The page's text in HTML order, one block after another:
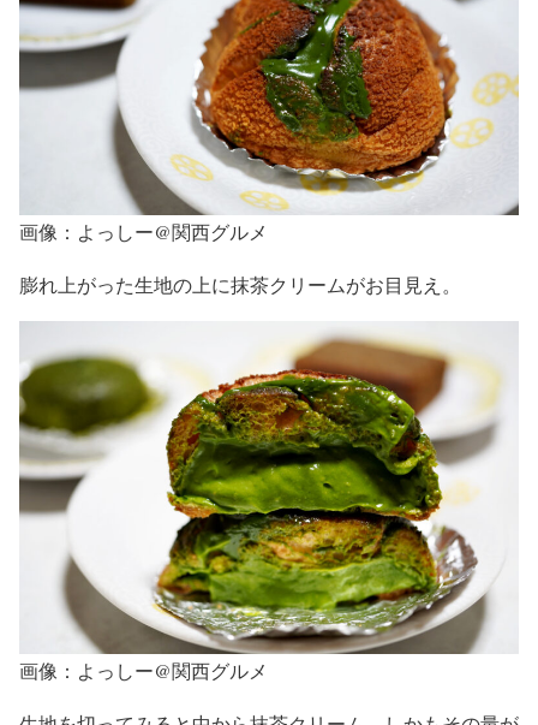
画像：よっしー@関西グルメ
膨れ上がった生地の上に抹茶クリームがお目見え。
画像：よっしー@関西グルメ